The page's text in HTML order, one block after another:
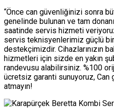
“Önce can güvenliğinizi sonra
genelinde bulunan ve tam
saatinde servis hizmeti
servis teknisyenlerimiz güçlü
destekçimizdir. Cihazlarınızın
hizmetleri için sizde en yakın
randevusu alabilirsiniz. %100
ücretsiz garanti sunuyoruz,
atmayın!